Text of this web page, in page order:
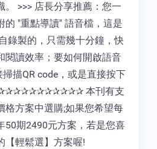
>>> 店長分享推薦：您一
"重點導讀" 語音檔，這是
錄製的，只需幾十分鐘，快
閱讀效率；要如何開啟語音
描QR code，或是直接按下
本刊有支
格方案中選購;如果您希望每
50期2490元方案，若是您喜
【輕鬆選】方案喔!